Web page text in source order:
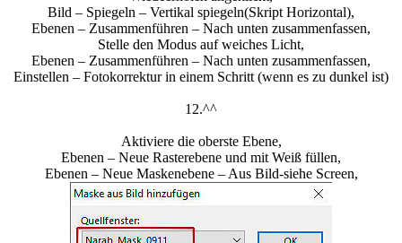
Bild – Spiegeln – Vertikal spiegeln(Skript Horizontal),
Ebenen – Zusammenführen – Nach unten zusammenfassen,
Stelle den Modus auf weiches Licht,
Ebenen – Zusammenführen – Nach unten zusammenfassen,
Einstellen – Fotokorrektur in einem Schritt (wenn es zu dunkel ist)
12.^^
Aktiviere die oberste Ebene,
Ebenen – Neue Rasterebene und mit Weiß füllen,
Ebenen – Neue Maskenebene – Aus Bild-siehe Screen,